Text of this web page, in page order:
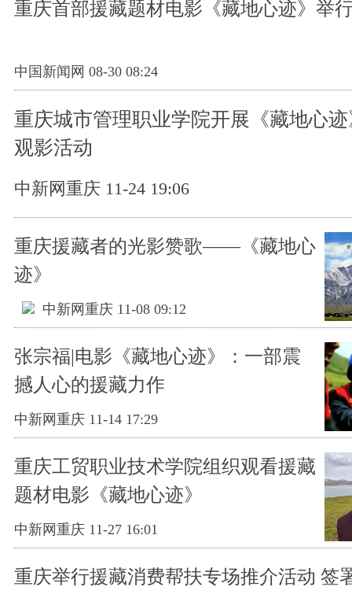
重庆首部援藏题材电影《藏地心迹》举
中国新闻网 08-30 08:24
重庆城市管理职业学院开展《藏地心
观影活动​
中新网重庆 11-24 19:06
重庆援藏者的光影赞歌——《藏地心
迹》
中新网重庆 11-08 09:12
张宗福|电影《藏地心迹》：一部震
撼人心的援藏力作
中新网重庆 11-14 17:29
重庆工贸职业技术学院组织观看援藏
题材电影《藏地心迹》
中新网重庆 11-27 16:01
重庆举行援藏消费帮扶专场推介活动 签